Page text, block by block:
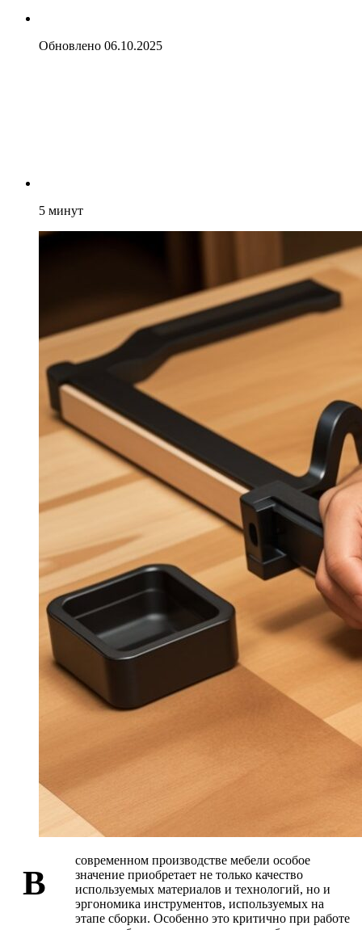
Обновлено 06.10.2025
5 минут
В
современном производстве мебели особое
значение приобретает не только качество
используемых материалов и технологий, но и
эргономика инструментов, используемых на
этапе сборки. Особенно это критично при работе